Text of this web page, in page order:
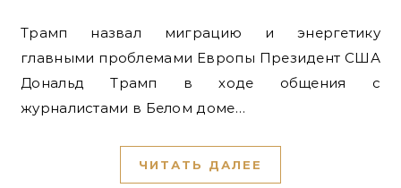
Трамп назвал миграцию и энергетику
главными проблемами Европы Президент США
Дональд Трамп в ходе общения с
журналистами в Белом доме…
ЧИТАТЬ ДАЛЕЕ